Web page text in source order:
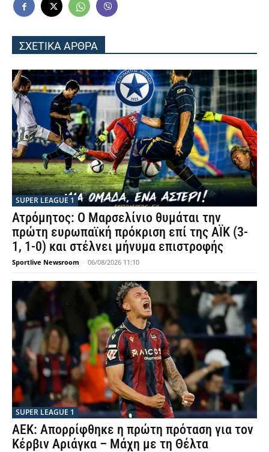
ΣΧΕΤΙΚΑ ΑΡΘΡΑ
SUPER LEAGUE 1
Ατρόμητος: Ο Μαρσελίνιο θυμάται την
πρώτη ευρωπαϊκή πρόκριση επί της ΑΪΚ (3-
1, 1-0) και στέλνει μήνυμα επιστροφής
Sportlive Newsroom - 06/08/2026 11:10
SUPER LEAGUE 1
ΑΕΚ: Απορρίφθηκε η πρώτη πρόταση για τον
Κέρβιν Αριάγκα – Μάχη με τη Θέλτα